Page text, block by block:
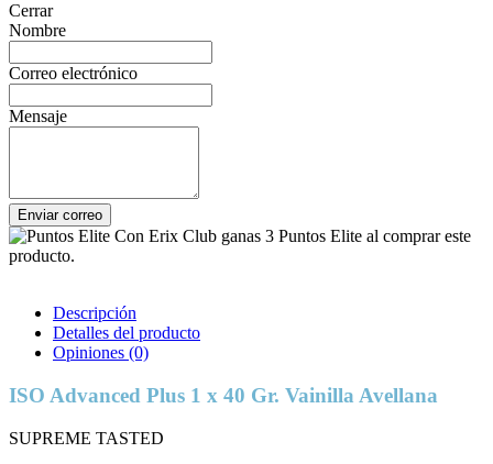
Cerrar
Nombre
Correo electrónico
Mensaje
Enviar correo
Con Erix Club ganas 3 Puntos Elite al comprar este
producto.
Descripción
Detalles del producto
Opiniones (0)
ISO Advanced Plus 1 x 40 Gr. Vainilla Avellana
SUPREME TASTED